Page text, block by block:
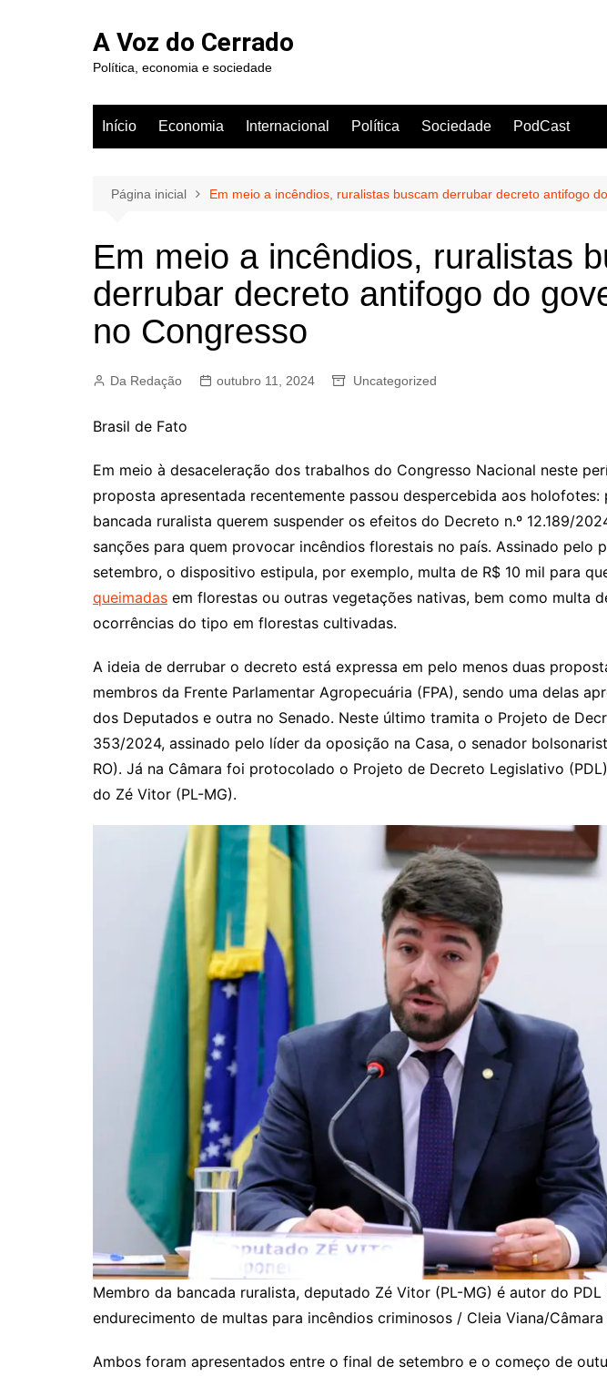
A Voz do Cerrado
Política, economia e sociedade
Início Economia Internacional Política Sociedade PodCast
Página inicial Em meio a incêndios, ruralistas buscam derrubar decreto antifogo
Em meio a incêndios, ruralistas
derrubar decreto antifogo do
no Congresso
Da Redação outubro 11, 2024 Uncategorized
Brasil de Fato
Em meio à desaceleração dos trabalhos do Congresso Nacional neste
proposta apresentada recentemente passou despercebida aos holofotes:
bancada ruralista querem suspender os efeitos do Decreto n.º 12.189/
sanções para quem provocar incêndios florestais no país. Assinado pelo
setembro, o dispositivo estipula, por exemplo, multa de R$ 10 mil para
queimadas em florestas ou outras vegetações nativas, bem como multa
ocorrências do tipo em florestas cultivadas.
A ideia de derrubar o decreto está expressa em pelo menos duas
membros da Frente Parlamentar Agropecuária (FPA), sendo uma delas
dos Deputados e outra no Senado. Neste último tramita o Projeto de
353/2024, assinado pelo líder da oposição na Casa, o senador
RO). Já na Câmara foi protocolado o Projeto de Decreto Legislativo
do Zé Vitor (PL-MG).
Membro da bancada ruralista, deputado Zé Vitor (PL-MG) é autor do
endurecimento de multas para incêndios criminosos / Cleia Viana/
Ambos foram apresentados entre o final de setembro e o começo de